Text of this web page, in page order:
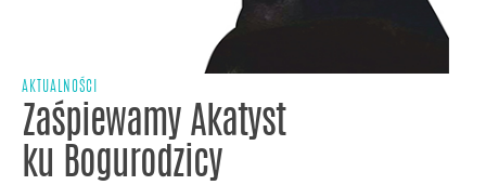
AKTUALNOŚCI
Zaśpiewamy Akatyst
ku Bogurodzicy